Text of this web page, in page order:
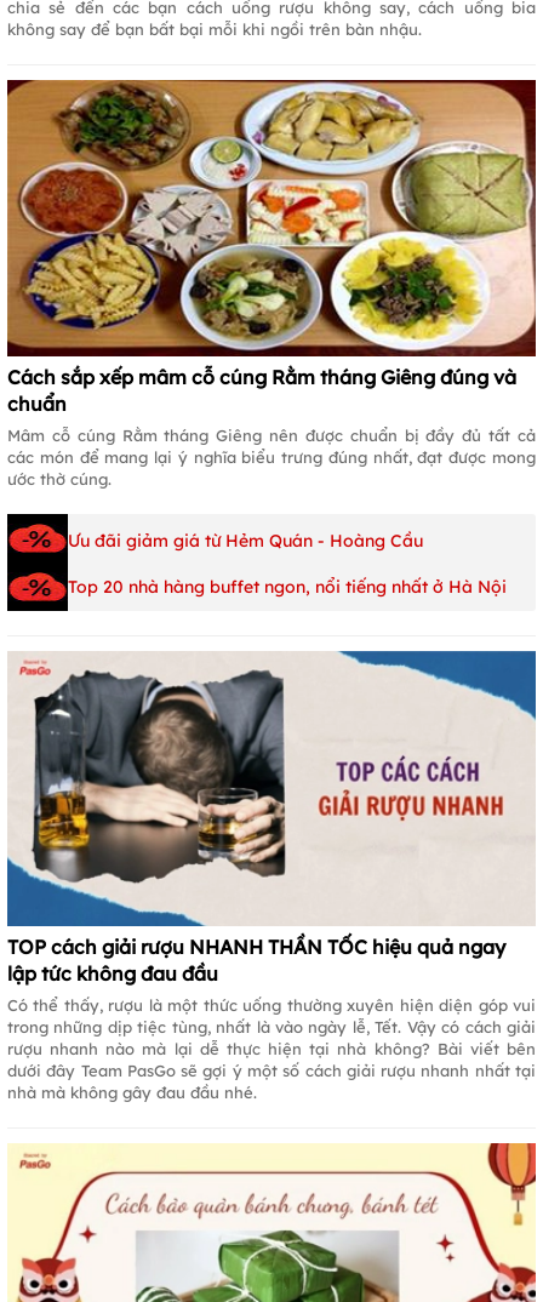
chia sẻ đến các bạn cách uống rượu không say, cách uống bia
không say để bạn bất bại mỗi khi ngồi trên bàn nhậu.
Cách sắp xếp mâm cỗ cúng Rằm tháng Giêng đúng và
chuẩn
Mâm cỗ cúng Rằm tháng Giêng nên được chuẩn bị đầy đủ tất cả
các món để mang lại ý nghĩa biểu trưng đúng nhất, đạt được mong
ước thờ cúng.
Ưu đãi giảm giá từ Hẻm Quán - Hoàng Cầu
Top 20 nhà hàng buffet ngon, nổi tiếng nhất ở Hà Nội
TOP cách giải rượu NHANH THẦN TỐC hiệu quả ngay
lập tức không đau đầu
Có thể thấy, rượu là một thức uống thường xuyên hiện diện góp vui
trong những dịp tiệc tùng, nhất là vào ngày lễ, Tết. Vậy có cách giải
rượu nhanh nào mà lại dễ thực hiện tại nhà không? Bài viết bên
dưới đây Team PasGo sẽ gợi ý một số cách giải rượu nhanh nhất tại
nhà mà không gây đau đầu nhé.